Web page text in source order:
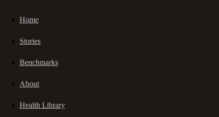
Home
Stories
Benchmarks
About
Health Library